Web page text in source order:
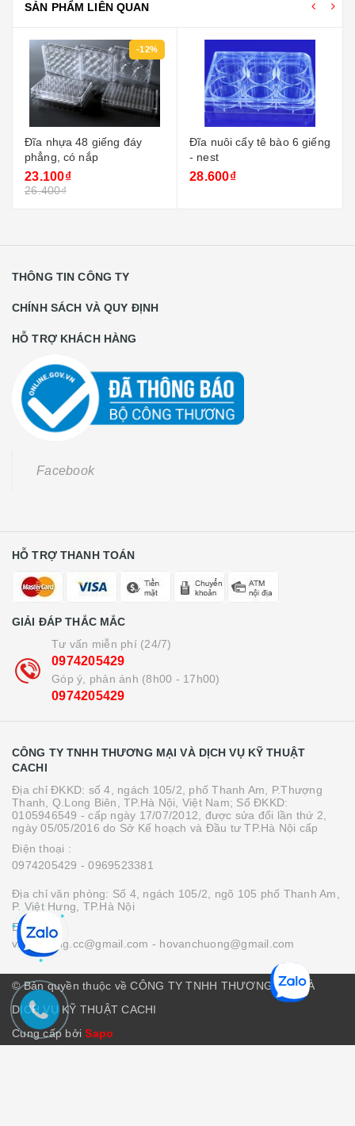
SẢN PHẨM LIÊN QUAN
-12%
Đĩa nhựa 48 giếng đáy
phẳng, có nắp
23.100₫
26.400₫
Đĩa nuôi cấy tê bào 6 giếng
- nest
28.600₫
THÔNG TIN CÔNG TY
CHÍNH SÁCH VÀ QUY ĐỊNH
HỖ TRỢ KHÁCH HÀNG
Facebook
HỖ TRỢ THANH TOÁN
GIẢI ĐÁP THẮC MẮC
Tư vấn miễn phí (24/7)
0974205429
Góp ý, phản ánh (8h00 - 17h00)
0974205429
CÔNG TY TNHH THƯƠNG MẠI VÀ DỊCH VỤ KỸ THUẬT
CACHI
Địa chỉ ĐKKD: số 4, ngách 105/2, phố Thanh Am, P.Thượng
Thanh, Q.Long Biên, TP.Hà Nội, Việt Nam; Số ĐKKD:
0105946549 - cấp ngày 17/07/2012, được sửa đổi lần thứ 2,
ngày 05/05/2016 do Sở Kế hoạch và Đầu tư TP.Hà Nội cấp
Điện thoại :
0974205429 - 0969523381
Địa chỉ văn phòng: Số 4, ngách 105/2, ngõ 105 phố Thanh Am,
P. Việt Hưng, TP.Hà Nội
Email :
vanchuong.cc@gmail.com - hovanchuong@gmail.com
© Bản quyền thuộc về CÔNG TY TNHH THƯƠNG MẠI VÀ
DỊCH VỤ KỸ THUẬT CACHI
Cung cấp bởiSapo